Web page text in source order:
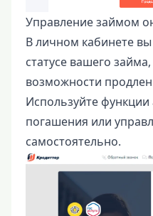
Управление займом
В личном кабинете
статусе вашего
возможности
Используйте функции
погашения или
самостоятельно.